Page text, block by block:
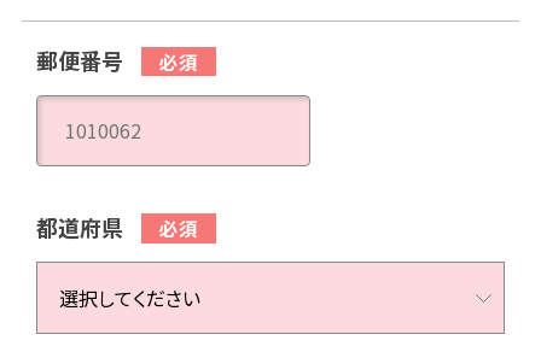
郵便番号
都道府県